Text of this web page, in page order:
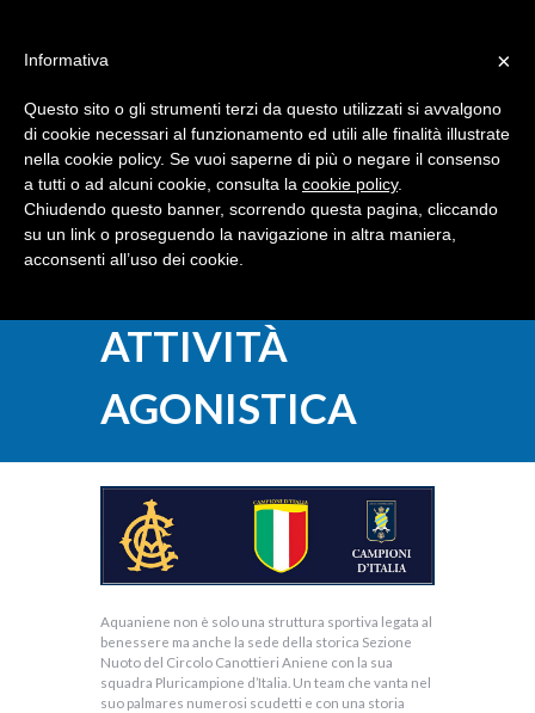
ATTIVITÀ
AGONISTICA
Aquaniene non è solo una struttura sportiva legata al
benessere ma anche la sede della storica Sezione
Nuoto del Circolo Canottieri Aniene con la sua
squadra Pluricampione d’Italia. Un team che vanta nel
suo palmares numerosi scudetti e con una storia
×
Informativa
Questo sito o gli strumenti terzi da questo utilizzati si avvalgono
di cookie necessari al funzionamento ed utili alle finalità illustrate
nella cookie policy. Se vuoi saperne di più o negare il consenso
a tutti o ad alcuni cookie, consulta la cookie policy.
Chiudendo questo banner, scorrendo questa pagina, cliccando
su un link o proseguendo la navigazione in altra maniera,
acconsenti all’uso dei cookie.